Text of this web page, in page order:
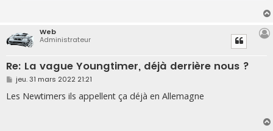
Web
Administrateur
Re: La vague Youngtimer, déjà derrière nous ?
M
e
s
s
jeu. 31 mars 2022 21:21
Les Newtimers ils appellent ça déjà en Allemagne